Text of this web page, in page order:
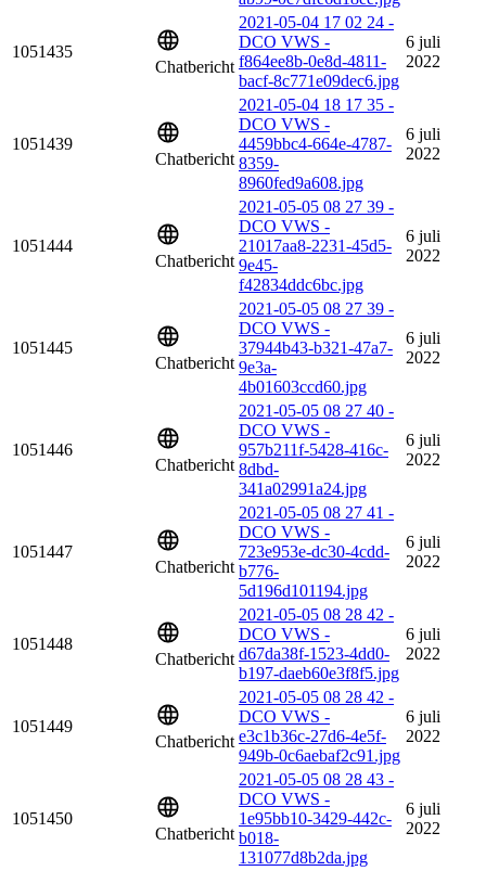
1051435
Chatbericht
2021-05-04 17 02 24 -
DCO VWS -
f864ee8b-0e8d-4811-
bacf-8c771e09dec6.jpg
6 juli
2022
1051439
Chatbericht
2021-05-04 18 17 35 -
DCO VWS -
4459bbc4-664e-4787-
8359-
8960fed9a608.jpg
6 juli
2022
1051444
Chatbericht
2021-05-05 08 27 39 -
DCO VWS -
21017aa8-2231-45d5-
9e45-
f42834ddc6bc.jpg
6 juli
2022
1051445
Chatbericht
2021-05-05 08 27 39 -
DCO VWS -
37944b43-b321-47a7-
9e3a-
4b01603ccd60.jpg
6 juli
2022
1051446
Chatbericht
2021-05-05 08 27 40 -
DCO VWS -
957b211f-5428-416c-
8dbd-
341a02991a24.jpg
6 juli
2022
1051447
Chatbericht
2021-05-05 08 27 41 -
DCO VWS -
723e953e-dc30-4cdd-
b776-
5d196d101194.jpg
6 juli
2022
1051448
Chatbericht
2021-05-05 08 28 42 -
DCO VWS -
d67da38f-1523-4dd0-
b197-daeb60e3f8f5.jpg
6 juli
2022
1051449
Chatbericht
2021-05-05 08 28 42 -
DCO VWS -
e3c1b36c-27d6-4e5f-
949b-0c6aebaf2c91.jpg
6 juli
2022
1051450
Chatbericht
2021-05-05 08 28 43 -
DCO VWS -
1e95bb10-3429-442c-
b018-
131077d8b2da.jpg
6 juli
2022